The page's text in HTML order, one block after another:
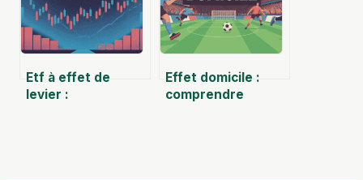
Etf à effet de
levier :
Effet domicile :
comprendre